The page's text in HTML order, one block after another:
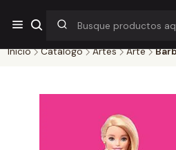
¡Por pocos días! Despacho a
$38.000
Inicio Catálogo Artes Arte